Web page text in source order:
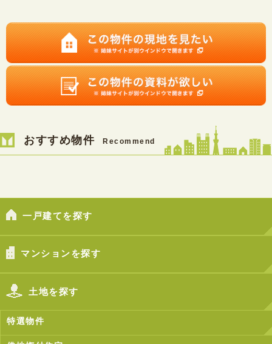
おすすめ物件 Recommend
一戸建てを探す
マンションを探す
土地を探す
特選物件